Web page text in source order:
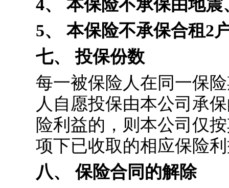
4、 本保险不承保由地
5、 本保险不承保合租2
七、 投保份数
每一被保险人在同一保
人自愿投保由本公司承
险利益的，则本公司仅
项下已收取的相应保险
八、 保险合同的解除